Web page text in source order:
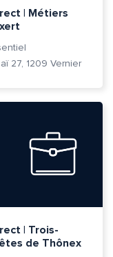
| Métiers
27, 1209 Vernier
| Trois-
de Thônex
page?